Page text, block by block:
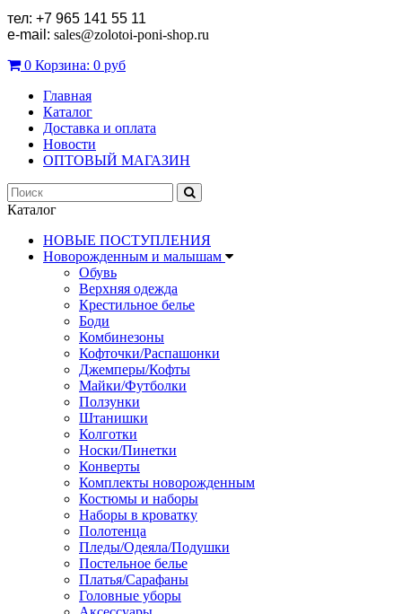
тел: +7 965 141 55 11
e-mail: sales@zolotoi-poni-shop.ru
0 Корзина: 0 руб
Главная
Каталог
Доставка и оплата
Новости
ОПТОВЫЙ МАГАЗИН
Каталог
НОВЫЕ ПОСТУПЛЕНИЯ
Новорожденным и малышам
Обувь
Верхняя одежда
Крестильное белье
Боди
Комбинезоны
Кофточки/Распашонки
Джемперы/Кофты
Майки/Футболки
Ползунки
Штанишки
Колготки
Носки/Пинетки
Конверты
Комплекты новорожденным
Костюмы и наборы
Наборы в кроватку
Полотенца
Пледы/Одеяла/Подушки
Постельное белье
Платья/Сарафаны
Головные уборы